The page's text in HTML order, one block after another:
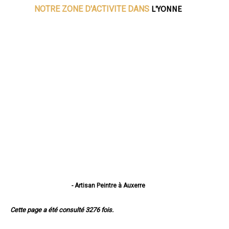
NOTRE ZONE D'ACTIVITE DANS L'YONNE
- Artisan Peintre à Auxerre
- Artisan Peintre à Migennes
Cette page a été consulté 3276 fois.